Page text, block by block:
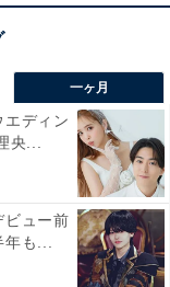
一ヶ月
ディン
央...
ビュー前
年も...